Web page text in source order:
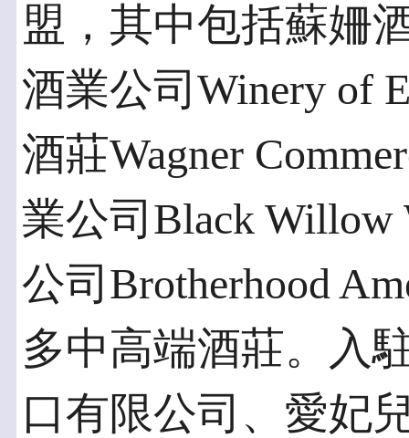
盟，其中包括蘇姍
酒業公司Winery of
酒莊Wagner
業公司Black
公司Brotherhood
多中高端酒莊。入
口有限公司、愛妃